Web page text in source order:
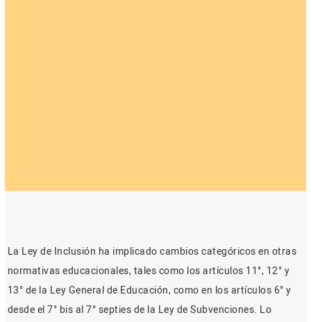
La Ley de Inclusión ha implicado cambios categóricos en otras
normativas educacionales, tales como los artículos 11°, 12° y
13° de la Ley General de Educación, como en los artículos 6° y
desde el 7° bis al 7° septies de la Ley de Subvenciones. Lo